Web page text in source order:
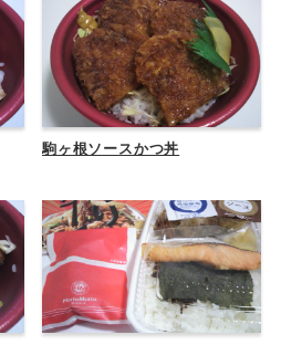
駒ヶ根ソースかつ丼